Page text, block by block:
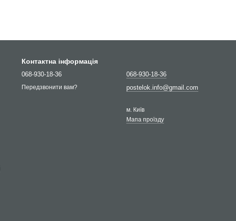
Контактна інформація
068-930-18-36
Передзвонити вам?
068-930-18-36
postelok.info@gmail.com
м. Київ
Мапа проїзду